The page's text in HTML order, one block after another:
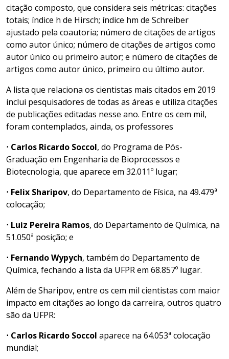
citação composto, que considera seis métricas: citações
totais; índice h de Hirsch; índice hm de Schreiber
ajustado pela coautoria; número de citações de artigos
como autor único; número de citações de artigos como
autor único ou primeiro autor; e número de citações de
artigos como autor único, primeiro ou último autor.
A lista que relaciona os cientistas mais citados em 2019
inclui pesquisadores de todas as áreas e utiliza citações
de publicações editadas nesse ano. Entre os cem mil,
foram contemplados, ainda, os professores
⋅ Carlos Ricardo Soccol, do Programa de Pós-
Graduação em Engenharia de Bioprocessos e
Biotecnologia, que aparece em 32.011º lugar;
⋅ Felix Sharipov, do Departamento de Física, na 49.479ª
colocação;
⋅ Luiz Pereira Ramos, do Departamento de Química, na
51.050ª posição; e
⋅ Fernando Wypych, também do Departamento de
Química, fechando a lista da UFPR em 68.857º lugar.
Além de Sharipov, entre os cem mil cientistas com maior
impacto em citações ao longo da carreira, outros quatro
são da UFPR:
⋅ Carlos Ricardo Soccol aparece na 64.053ª colocação
mundial;